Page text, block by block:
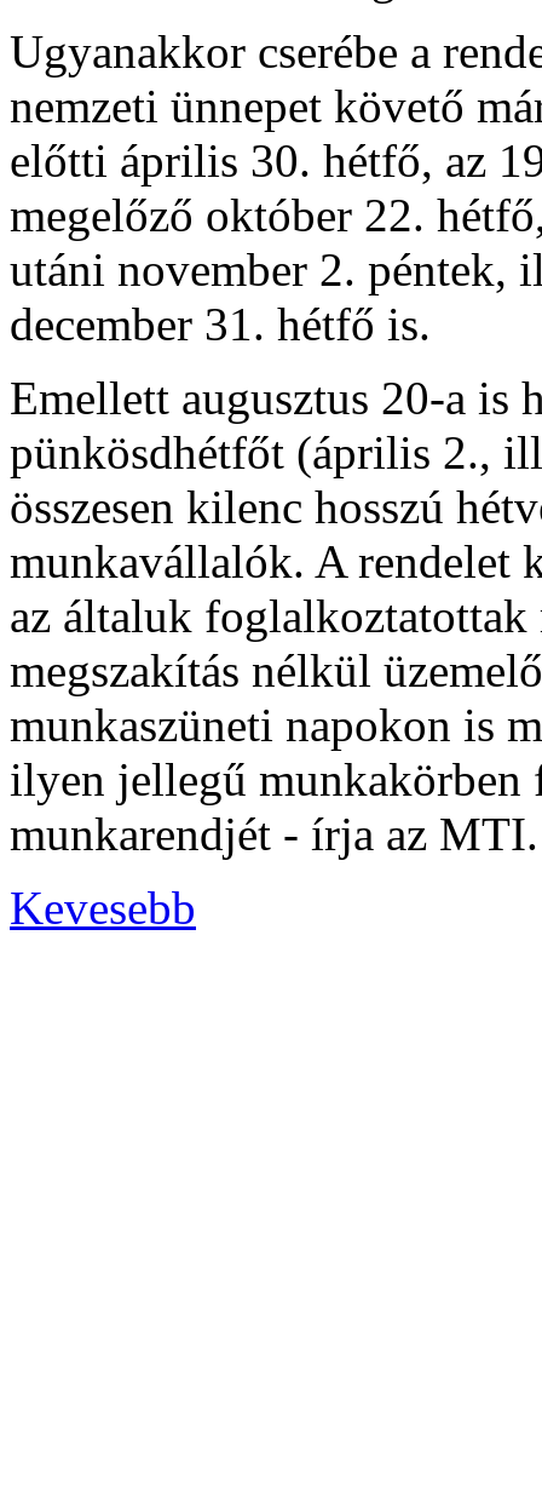
Ugyanakkor cserébe a
nemzeti ünnepet követő
előtti április 30. hétfő, az
megelőző október 22.
utáni november 2. péntek,
december 31. hétfő is.
Emellett augusztus 20-a is
pünkösdhétfőt (április 2.,
összesen kilenc hosszú
munkavállalók. A rendelet
az általuk
megszakítás nélkül
munkaszüneti napokon is
ilyen jellegű
munkarendjét - írja az MTI.
Kevesebb